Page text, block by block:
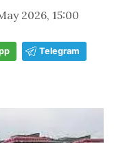
2026, 15:00
Telegram